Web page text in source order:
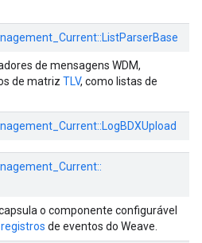
ListParserBase
de mensagens WDM,
de matriz TLV, como listas de
LogBDXUpload
o componente configurável
de eventos do Weave.